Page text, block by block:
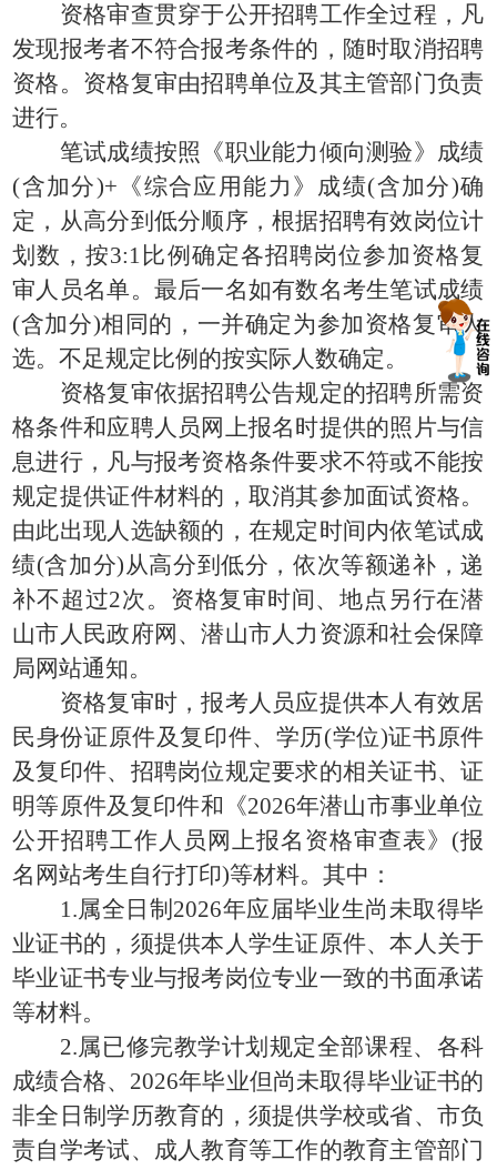
资格审查贯穿于公开招聘工作全过程，凡
发现报考者不符合报考条件的，随时取消招聘
资格。资格复审由招聘单位及其主管部门负责
进行。
笔试成绩按照《职业能力倾向测验》成绩
(含加分)+《综合应用能力》成绩(含加分)确
定，从高分到低分顺序，根据招聘有效岗位计
划数，按3:1比例确定各招聘岗位参加资格复
审人员名单。最后一名如有数名考生笔试成绩
(含加分)相同的，一并确定为参加资格复审人
选。不足规定比例的按实际人数确定。
资格复审依据招聘公告规定的招聘所需资
格条件和应聘人员网上报名时提供的照片与信
息进行，凡与报考资格条件要求不符或不能按
规定提供证件材料的，取消其参加面试资格。
由此出现人选缺额的，在规定时间内依笔试成
绩(含加分)从高分到低分，依次等额递补，递
补不超过2次。资格复审时间、地点另行在潜
山市人民政府网、潜山市人力资源和社会保障
局网站通知。
资格复审时，报考人员应提供本人有效居
民身份证原件及复印件、学历(学位)证书原件
及复印件、招聘岗位规定要求的相关证书、证
明等原件及复印件和《2026年潜山市事业单位
公开招聘工作人员网上报名资格审查表》(报
名网站考生自行打印)等材料。其中：
1.属全日制2026年应届毕业生尚未取得毕
业证书的，须提供本人学生证原件、本人关于
毕业证书专业与报考岗位专业一致的书面承诺
等材料。
2.属已修完教学计划规定全部课程、各科
成绩合格、2026年毕业但尚未取得毕业证书的
非全日制学历教育的，须提供学校或省、市负
责自学考试、成人教育等工作的教育主管部门